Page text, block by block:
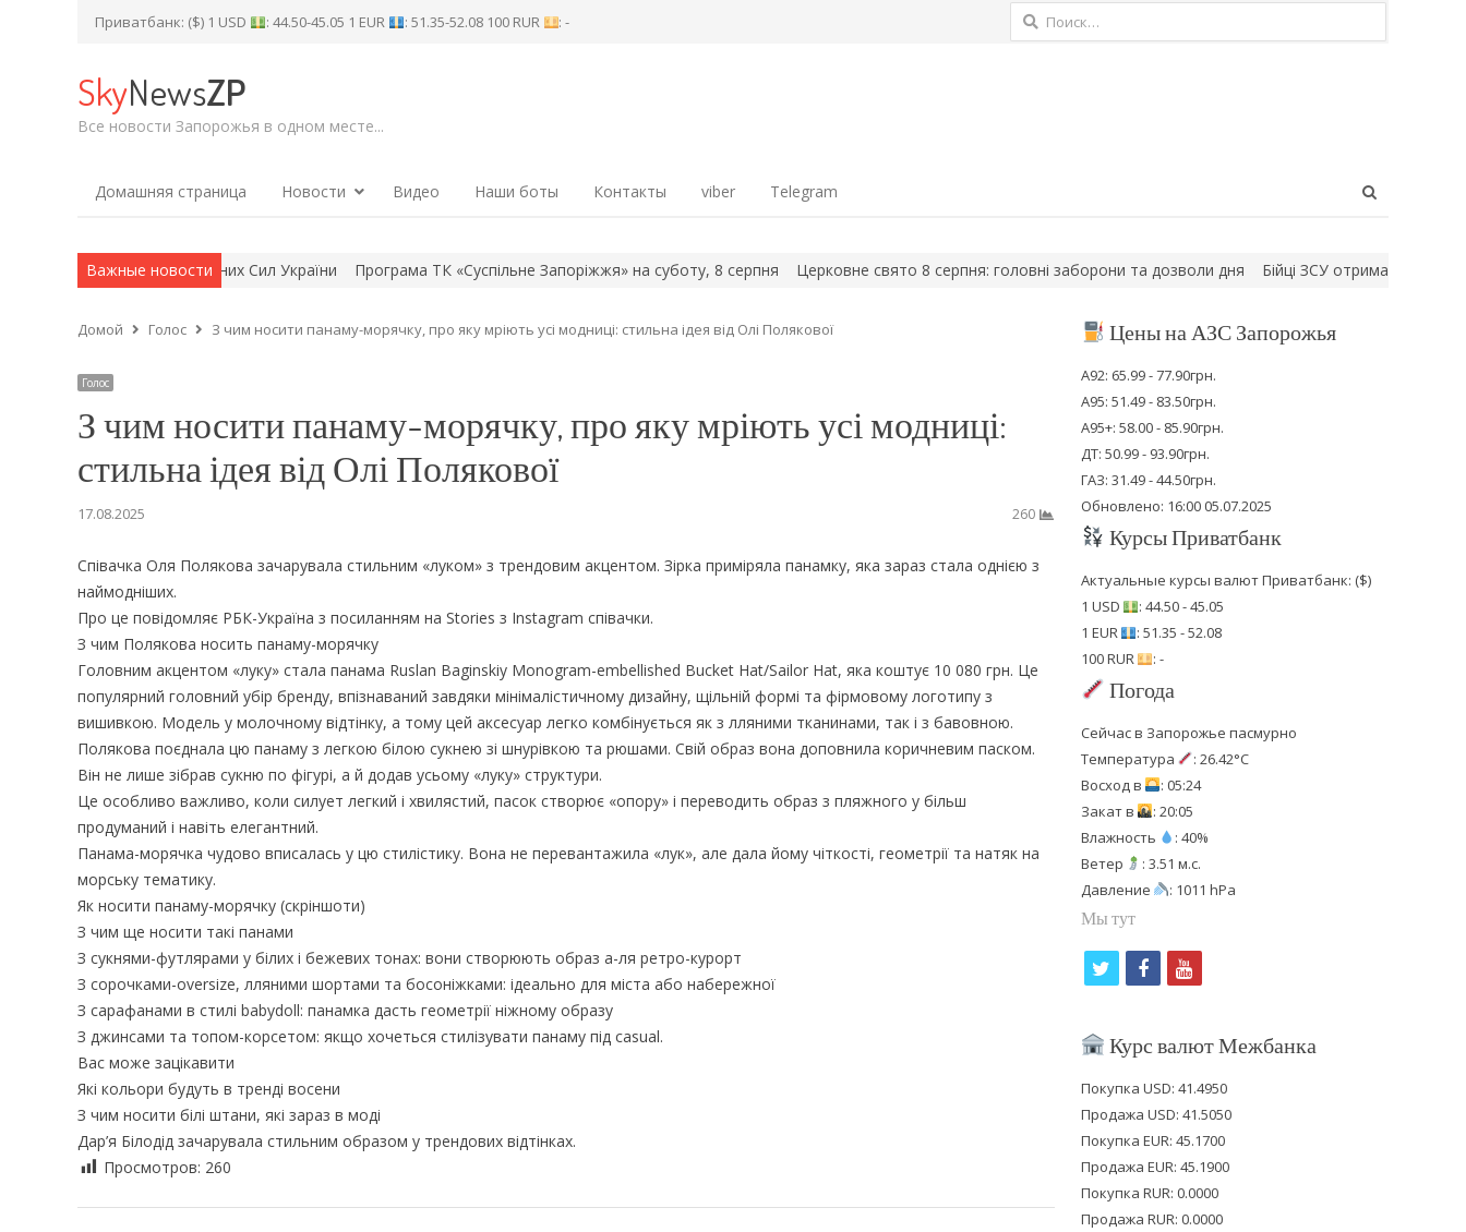
Приватбанк: ($) 1 USD : 44.50-45.05 1 EUR : 51.35-52.08 100 RUR : - Найти:
SkyNewsZP
Все новости Запорожья в одном месте...
Домашняя страница Новости Видео Наши боты Контакты viber Telegram
Важные новости
кібербезпеки Збройних Сил України Програма ТК «Суспільне Запоріжжя» на суботу, 8 серпня Церковне свято 8 серпня: головні заборони та дозволи дня Бійці ЗСУ отримали особливе
Домой Голос З чим носити панаму-морячку, про яку мріють усі модниці: стильна ідея від Олі Полякової
Голос
З чим носити панаму-морячку, про яку мріють усі модниці:
стильна ідея від Олі Полякової
17.08.2025 260
Співачка Оля Полякова зачарувала стильним «луком» з трендовим акцентом. Зірка приміряла панамку, яка зараз стала однією з
наймодніших.
Про це повідомляє РБК-Україна з посиланням на Stories з Instagram співачки.
З чим Полякова носить панаму-морячку
Головним акцентом «луку» стала панама Ruslan Baginskiy Monogram-embellished Bucket Hat/Sailor Hat, яка коштує 10 080 грн. Це
популярний головний убір бренду, впізнаваний завдяки мінімалістичному дизайну, щільній формі та фірмовому логотипу з
вишивкою. Модель у молочному відтінку, а тому цей аксесуар легко комбінується як з лляними тканинами, так і з бавовною.
Полякова поєднала цю панаму з легкою білою сукнею зі шнурівкою та рюшами. Свій образ вона доповнила коричневим паском.
Він не лише зібрав сукню по фігурі, а й додав усьому «луку» структури.
Це особливо важливо, коли силует легкий і хвилястий, пасок створює «опору» і переводить образ з пляжного у більш
продуманий і навіть елегантний.
Панама-морячка чудово вписалась у цю стилістику. Вона не перевантажила «лук», але дала йому чіткості, геометрії та натяк на
морську тематику.
Як носити панаму-морячку (скріншоти)
З чим ще носити такі панами
З сукнями-футлярами у білих і бежевих тонах: вони створюють образ а-ля ретро-курорт
З сорочками-oversize, лляними шортами та босоніжками: ідеально для міста або набережної
З сарафанами в стилі babydoll: панамка дасть геометрії ніжному образу
З джинсами та топом-корсетом: якщо хочеться стилізувати панаму під casual.
Вас може зацікавити
Які кольори будуть в тренді восени
З чим носити білі штани, які зараз в моді
Дар’я Білодід зачарувала стильним образом у трендових відтінках.
Просмотров: 260
Цены на АЗС Запорожья
А92: 65.99 - 77.90грн.
А95: 51.49 - 83.50грн.
А95+: 58.00 - 85.90грн.
ДТ: 50.99 - 93.90грн.
ГАЗ: 31.49 - 44.50грн.
Обновлено: 16:00 05.07.2025
Курсы Приватбанк
Актуальные курсы валют Приватбанк: ($)
1 USD
: 44.50 - 45.05
1 EUR
: 51.35 - 52.08
100 RUR
: -
Погода
Сейчас в Запорожье пасмурно
Температура
: 26.42°C
Восход в
: 05:24
Закат в
: 20:05
Влажность
: 40%
Ветер
: 3.51 м.с.
Давление
: 1011 hPa
Мы тут
i
t
e
r
f
c
b
o
o
k
y
u
u
b
e
Курс валют Межбанка
Покупка USD: 41.4950
Продажа USD: 41.5050
Покупка EUR: 45.1700
Продажа EUR: 45.1900
Покупка RUR: 0.0000
Продажа RUR: 0.0000